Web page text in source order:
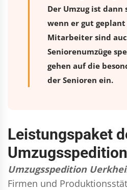
Der Umzug ist
wenn er gut
Mitarbeiter sind
Seniorenumzüge
gehen auf die
der Senioren ein.
Leistungspaket
Umzugsspedition
Firmen und